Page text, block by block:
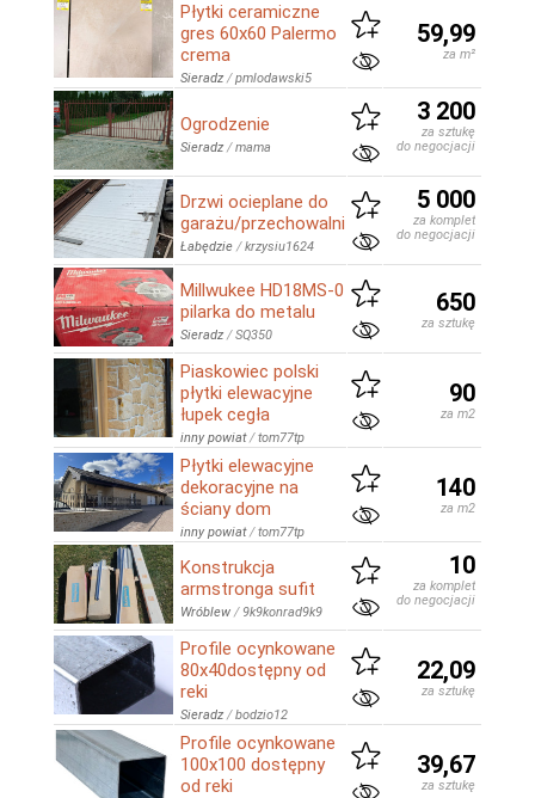
Płytki ceramiczne
gres 60x60 Palermo
crema
Sieradz /pmlodawski5
59,99
za m²
Ogrodzenie
Sieradz /mama
3 200
za sztukę
do negocjacji
Drzwi ocieplane do
garażu/przechowalni
Łabędzie /krzysiu1624
5 000
za komplet
do negocjacji
Millwukee HD18MS-0
pilarka do metalu
Sieradz /SQ350
650
za sztukę
Piaskowiec polski
płytki elewacyjne
łupek cegła
inny powiat/tom77tp
90
za m2
Płytki elewacyjne
dekoracyjne na
ściany dom
inny powiat/tom77tp
140
za m2
Konstrukcja
armstronga sufit
Wróblew / 9k9konrad9k9
10
za komplet
do negocjacji
Profile ocynkowane
80x40dostępny od
reki
Sieradz /bodzio12
22,09
za sztukę
Profile ocynkowane
100x100 dostępny
od reki
39,67
za sztukę